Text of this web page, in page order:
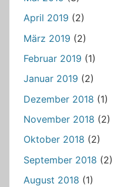
April 2019 (2)
März 2019 (2)
Februar 2019 (1)
Januar 2019 (2)
Dezember 2018 (1)
November 2018 (2)
Oktober 2018 (2)
September 2018 (2)
August 2018 (1)